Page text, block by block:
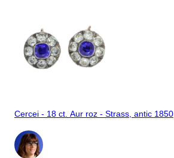
Cercei - 18 ct. Aur roz - Strass, antic 1850